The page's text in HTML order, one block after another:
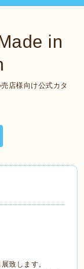
in
店様向け公式カタ
致します。